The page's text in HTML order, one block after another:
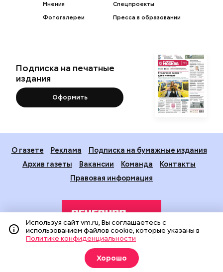
Мнения
Фотогалереи
Спецпроекты
Пресса в образовании
Подписка на печатные
издания
Оформить
О газете Реклама
Подписка на бумажные издания
Архив газеты
Вакансии Команда
Контакты
Правовая информация
Издание создано при финансовой поддержке Департамента
средств массовой информации и рекламы города Москвы.
На сайте применяются рекомендательные технологии
Используя сайт vm.ru, Вы соглашаетесь с
использованием файлов cookie, которые указаны в
Политике конфиденциальности
Хорошо